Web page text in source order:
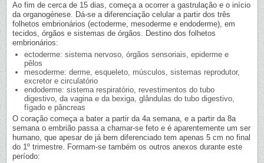
Ao fim de cerca de 15 dias, começa a ocorrer a gastrulação e o início
da organogénese. Dá-se a diferenciação celular a partir dos três
folhetos embrionários (ectoderme, mesoderme e endoderme), em
tecidos, órgãos e sistemas de órgãos. Destino dos folhetos
embrionários:
ectoderme: sistema nervoso, órgãos sensoriais, epiderme e
pêlos
mesoderme: derme, esqueleto, músculos, sistemas reprodutor,
excretor e circulatório
endoderme: sistema respiratório, revestimentos do tubo
digestivo, da vagina e da bexiga, glândulas do tubo digestivo,
fígado e pâncreas
O coração começa a bater a partir da 4a semana, e a partir da 8a
semana o embrião passa a chamar-se feto e é aparentemente um ser
humano, que apesar de já bem diferenciado tem apenas 5 cm no final
do 1º trimestre. Formam-se também os outros anexos durante este
período: